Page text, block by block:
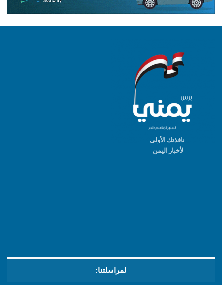
نافذتك الأولى
لأخبار اليمن
لمراسلتنا: